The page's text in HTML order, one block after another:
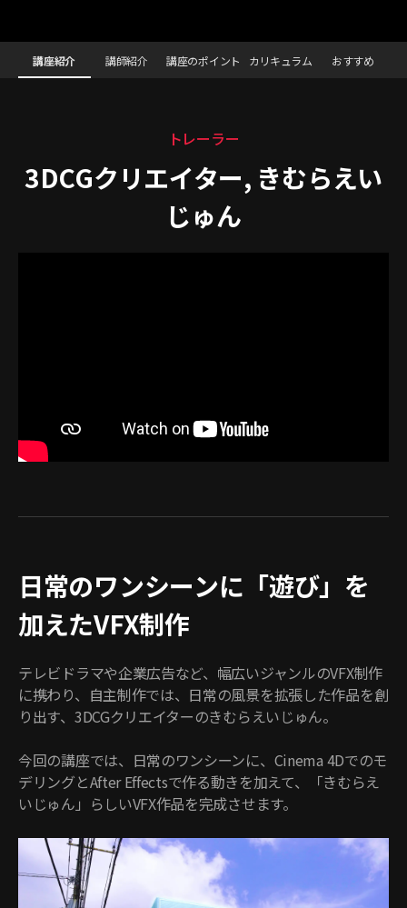
3DCGクリエイター,きむらえいじゅん_키무라Details
Configuration Information Shortcuts
講座紹介 講師紹介 講座のポイント カリキュラム おすすめ
トレーラー
3DCGクリエイター, きむらえい
じゅん
日常のワンシーンに「遊び」を
加えたVFX制作
テレビドラマや企業広告など、幅広いジャンルのVFX制作
に携わり、自主制作では、日常の風景を拡張した作品を創
り出す、3DCGクリエイターのきむらえいじゅん。
今回の講座では、日常のワンシーンに、Cinema 4Dでのモ
デリングとAfter Effectsで作る動きを加えて、「きむらえ
いじゅん」らしいVFX作品を完成させます。